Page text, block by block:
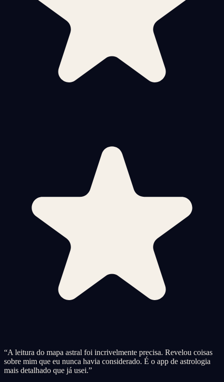
“A leitura do mapa astral foi incrivelmente precisa. Revelou coisas
sobre mim que eu nunca havia considerado. É o app de astrologia
mais detalhado que já usei.”